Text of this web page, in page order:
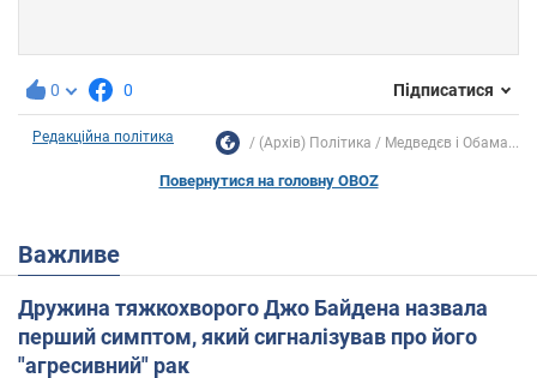
0 0 Підписатися
Редакційна політика (Архів) Політика Медведєв і Обама...
Повернутися на головну OBOZ
Важливе
Дружина тяжкохворого Джо Байдена назвала
перший симптом, який сигналізував про його
"агресивний" рак